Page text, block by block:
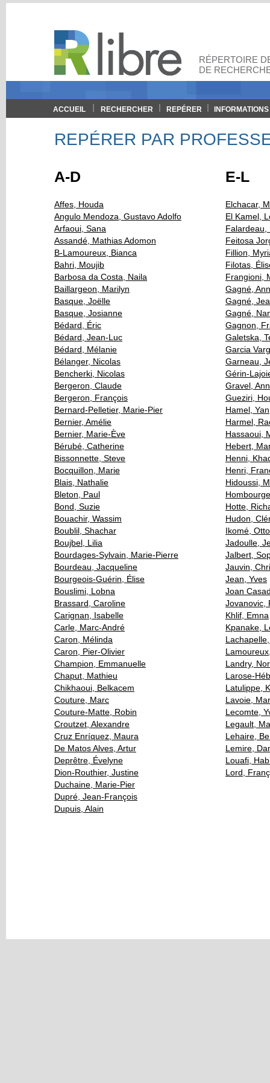
RÉPERTOIRE
DE
ACCUEIL RECHERCHER REPÉRER INFORMATIONS
REPÉRER PAR
A-D
Affes, Houda
Angulo Mendoza, Gustavo Adolfo
Arfaoui, Sana
Assandé, Mathias Adomon
B-Lamoureux, Bianca
Bahri, Moujib
Barbosa da Costa, Naila
Baillargeon, Marilyn
Basque, Joëlle
Basque, Josianne
Bédard, Éric
Bédard, Jean-Luc
Bédard, Mélanie
Bélanger, Nicolas
Bencherki, Nicolas
Bergeron, Claude
Bergeron, François
Bernard-Pelletier, Marie-Pier
Bernier, Amélie
Bernier, Marie-Ève
Bérubé, Catherine
Bissonnette, Steve
Bocquillon, Marie
Blais, Nathalie
Bleton, Paul
Bond, Suzie
Bouachir, Wassim
Boublil, Shachar
Boujbel, Lilia
Bourdages-Sylvain, Marie-Pierre
Bourdeau, Jacqueline
Bourgeois-Guérin, Élise
Bouslimi, Lobna
Brassard, Caroline
Carignan, Isabelle
Carle, Marc-André
Caron, Mélinda
Caron, Pier-Olivier
Champion, Emmanuelle
Chaput, Mathieu
Chikhaoui, Belkacem
Couture, Marc
Couture-Matte, Robin
Croutzet, Alexandre
Cruz Enríquez, Maura
De Matos Alves, Artur
Deprêtre, Évelyne
Dion-Routhier, Justine
Duchaine, Marie-Pier
Dupré, Jean-François
Dupuis, Alain
E-L
Elchacar,
El Kamel,
Falardeau,
Feitosa
Fillion,
Filotas,
Frangioni,
Gagné,
Gagné,
Gagné,
Gagnon,
Galetska,
Garcia
Garneau,
Gérin-
Gravel,
Gueziri,
Hamel, Yan
Harmel,
Hassaoui,
Hebert,
Henni,
Henri,
Hidoussi,
Hotte,
Hudon,
Ikomé, Otto
Jadoulle,
Jalbert,
Jauvin,
Jean, Yves
Joan
Jovanovic,
Khlif, Emna
Kpanake,
Landry,
Larose-
Latulippe,
Lavoie,
Lecomte,
Legault,
Lehaire,
Lemire,
Louafi,
Lord,